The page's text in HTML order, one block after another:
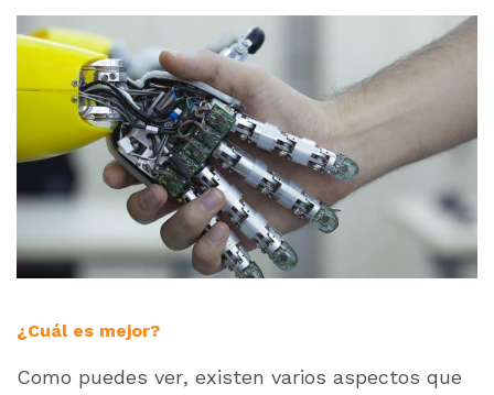
¿Cuál es mejor?
Como puedes ver, existen varios aspectos que